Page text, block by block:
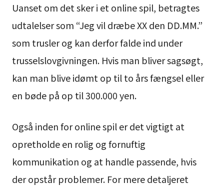
Uanset om det sker i et online spil, betragtes
udtalelser som “Jeg vil dræbe XX den DD.MM.”
som trusler og kan derfor falde ind under
trusselslovgivningen. Hvis man bliver sagsøgt,
kan man blive idømt op til to års fængsel eller
en bøde på op til 300.000 yen.
Også inden for online spil er det vigtigt at
opretholde en rolig og fornuftig
kommunikation og at handle passende, hvis
der opstår problemer. For mere detaljeret